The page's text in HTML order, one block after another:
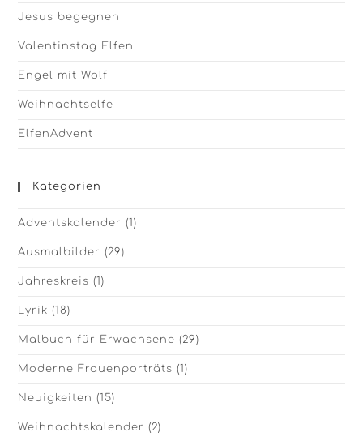
Jesus begegnen
Valentinstag Elfen
Engel mit Wolf
Weihnachtselfe
ElfenAdvent
Kategorien
Adventskalender (1)
Ausmalbilder (29)
Jahreskreis (1)
Lyrik (18)
Malbuch für Erwachsene (29)
Moderne Frauenporträts (1)
Neuigkeiten (15)
Weihnachtskalender (2)